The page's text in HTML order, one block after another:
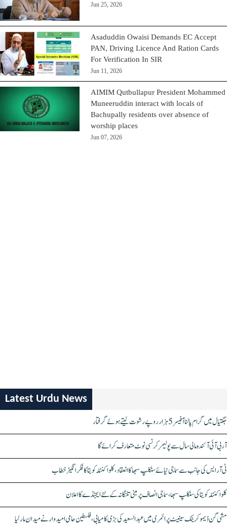
Jun 25, 2026
Asaduddin Owaisi Demands EC Accept
PAN, Driving Licence And Ration Cards
For Verification In SIR
Jun 11, 2026
AIMIM Qutbullapur President Mohammed
Muneeruddin interact with locals of
Bachupally residents over absence of
worship places
Jun 07, 2026
Latest Urdu News
جگتیال میں گرام پالنا آفیسر 5 ہزار روپے رشوت لیتے ہوئے گرفتار
آر بی آئی آئندہ مالی سال سے پولیمر کرنسی نوٹ متعارف کرائے گا
ٹی آر ایس کی جانب سے سماجی نیائے سنکلپ سبھا کا انعقاد، کلواکنٹلہ کویتا کا فکر انگیز خطاب
کلواکنٹلہ کویتا کی سنکلپ سبھا، سماجی انصاف پر مبنی تلنگانہ کے نئے ایجنڈے کا اعلان
مشی گن ڈیموکریٹک سینیٹ پرائمری میں عبدالسعید کی بڑی کامیابی، فلسطین حامی امیدوار نے میدان مار لیا